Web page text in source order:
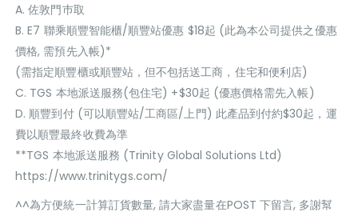
A. 佐敦門巿取
B. E7 聯乘順豐智能櫃/順豐站優惠 $18起 (此為本公司提供之優惠
價格, 需預先入帳)*
(需指定順豐櫃或順豐站，但不包括送工商，住宅和便利店)
C. TGS 本地派送服務(包住宅) +$30起 (優惠價格需先入帳)
D. 順豐到付 (可以順豐站/工商區/上門) 此產品到付約$30起，運
費以順豐最終收費為準
**TGS 本地派送服務 (Trinity Global Solutions Ltd)
https://www.trinitygs.com/
^^為方便統一計算訂貨數量, 請大家盡量在POST 下留言, 多謝幫